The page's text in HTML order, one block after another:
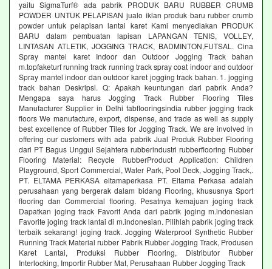
yaitu SigmaTurf® ada pabrik PRODUK BARU RUBBER CRUMB
POWDER UNTUK PELAPISAN jualo iklan produk baru rubber crumb
powder untuk pelapisan lantai karet Kami menyediakan PRODUK
BARU dalam pembuatan lapisan LAPANGAN TENIS, VOLLEY,
LINTASAN ATLETIK, JOGGING TRACK, BADMINTON,FUTSAL. Cina
Spray mantel karet Indoor dan Outdoor Jogging Track bahan
m.topfaketurf running track running track spray coat indoor and outdoor
Spray mantel indoor dan outdoor karet jogging track bahan. 1. jogging
track bahan Deskripsi. Q: Apakah keuntungan dari pabrik Anda?
Mengapa saya harus Jogging Track Rubber Flooring Tiles
Manufacturer Supplier in Delhi fabflooringsindia rubber jogging track
floors We manufacture, export, dispense, and trade as well as supply
best excellence of Rubber Tiles for Jogging Track. We are involved in
offering our customers with ada pabrik Jual Produk Rubber Flooring
dari PT Bagus Unggul Sejahtera rubberindustri rubberflooring Rubber
Flooring Material: Recycle RubberProduct Application: Children
Playground, Sport Commercial, Water Park, Pool Deck, Jogging Track,.
PT. ELTAMA PERKASA eltamaperkasa PT. Eltama Perkasa adalah
perusahaan yang bergerak dalam bidang Flooring, khususnya Sport
flooring dan Commercial flooring. Pesatnya kemajuan joging track
Dapatkan joging track Favorit Anda dari pabrik joging m.indonesian
Favorite joging track lantai di m.indonesian. Pilihlah pabrik joging track
terbaik sekarang! joging track. Jogging Waterproof Synthetic Rubber
Running Track Material rubber Pabrik Rubber Jogging Track, Produsen
Karet Lantai, Produksi Rubber Flooring, Distributor Rubber
Interlocking, Importir Rubber Mat, Perusahaan Rubber Jogging Track